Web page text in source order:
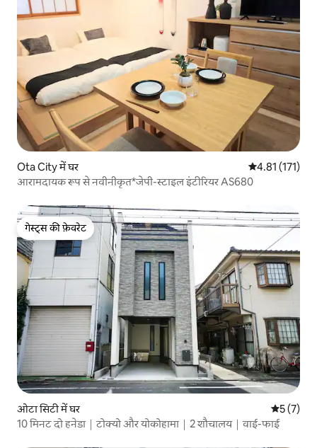
Ota City में घर औसत रेटिंग 5 में से
4.81 (171)
आरामदायक रूप से नवीनीकृत*जेपी-स्टाइल इंटीरियर AS680
गेस्ट्स की फ़ेवरेट
गेस्ट्स की फ़ेवरेट
ओटा सिटी में घर औसत रेटिंग
5 (7)
10 मिनट दो हनेडा｜टोक्यो और योकोहामा｜2 शौचालय｜वाई-फाई